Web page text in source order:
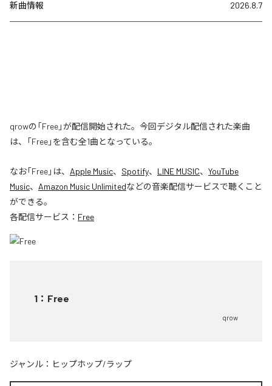
新曲情報 2026.8.7
qrowの「Free」が配信開始された。今回デジタル配信された楽曲
は、「Free」を含む全1曲となっている。
なお「Free」は、 Apple Music、 Spotify、 LINE MUSIC、 YouTube
Music、 Amazon Music Unlimitedなどの音楽配信サービスで聴くこと
ができる。
各配信サービス： Free
1 ： Free
qrow
ジャンル： ヒップホップ/ラップ